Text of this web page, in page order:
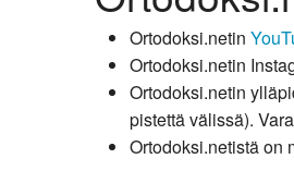
Ortodoksi.netin
Ortodoksi.netin
Ortodoksi.netin
pistettä välissä).
Ortodoksi.netistä on